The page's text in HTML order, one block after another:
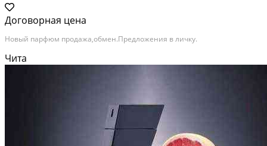
Договорная цена
Новый парфюм продажа,обмен.Предложения в личку.
Чита